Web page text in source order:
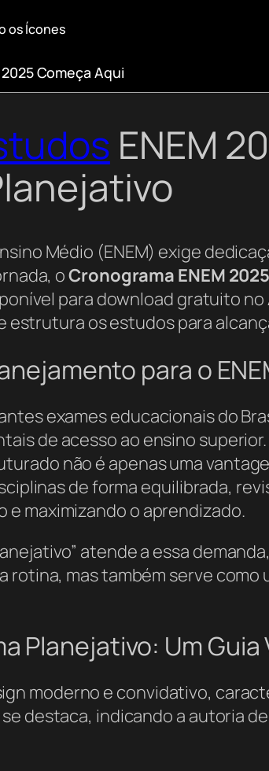
os Ícones
Começa Aqui
ENEM
Médio (ENEM) exige
oCronograma ENEM 2025
para download gratuito no
estrutura os estudos para
para o
exames educacionais do
de acesso ao ensino
não é apenas uma
de forma equilibrada,
maximizando o aprendizado.
atende a essa
rotina, mas também serve
Planejativo: Um
moderno e convidativo,
destaca, indicando a autoria